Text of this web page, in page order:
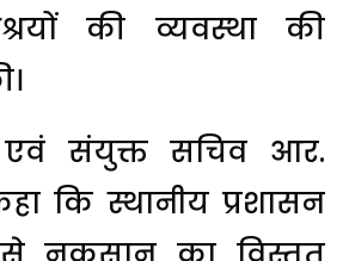
की व्यवस्था की
एवं संयुक्त सचिव आर.
कि स्थानीय प्रशासन